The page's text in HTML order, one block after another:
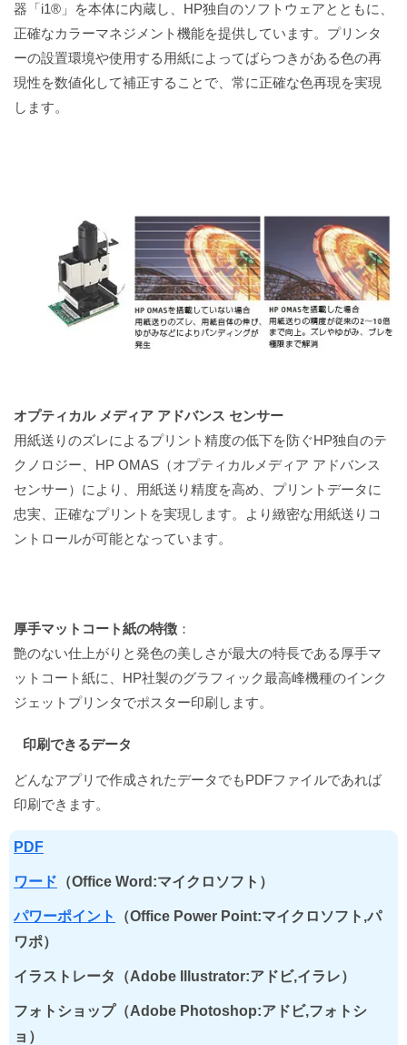
器「i1®」を本体に内蔵し、HP独自のソフトウェアとともに、
正確なカラーマネジメント機能を提供しています。プリンタ
ーの設置環境や使用する用紙によってばらつきがある色の再
現性を数値化して補正することで、常に正確な色再現を実現
します。
オプティカル メディア アドバンス センサー
用紙送りのズレによるプリント精度の低下を防ぐHP独自のテ
クノロジー、HP OMAS（オプティカルメディア アドバンス
センサー）により、用紙送り精度を高め、プリントデータに
忠実、正確なプリントを実現します。より緻密な用紙送りコ
ントロールが可能となっています。
厚手マットコート紙の特徴 ：
艶のない仕上がりと発色の美しさが最大の特長である厚手マ
ットコート紙に、HP社製のグラフィック最高峰機種のインク
ジェットプリンタでポスター印刷します。
印刷できるデータ
どんなアプリで作成されたデータでもPDFファイルであれば
印刷できます。
PDF
ワード （Office Word:マイクロソフト）
パワーポイント
（Office Power Point:マイクロソフト,パ
ワポ）
イラストレータ（Adobe Illustrator:アドビ,イラレ）
フォトショップ（Adobe Photoshop:アドビ,フォトシ
ョ）